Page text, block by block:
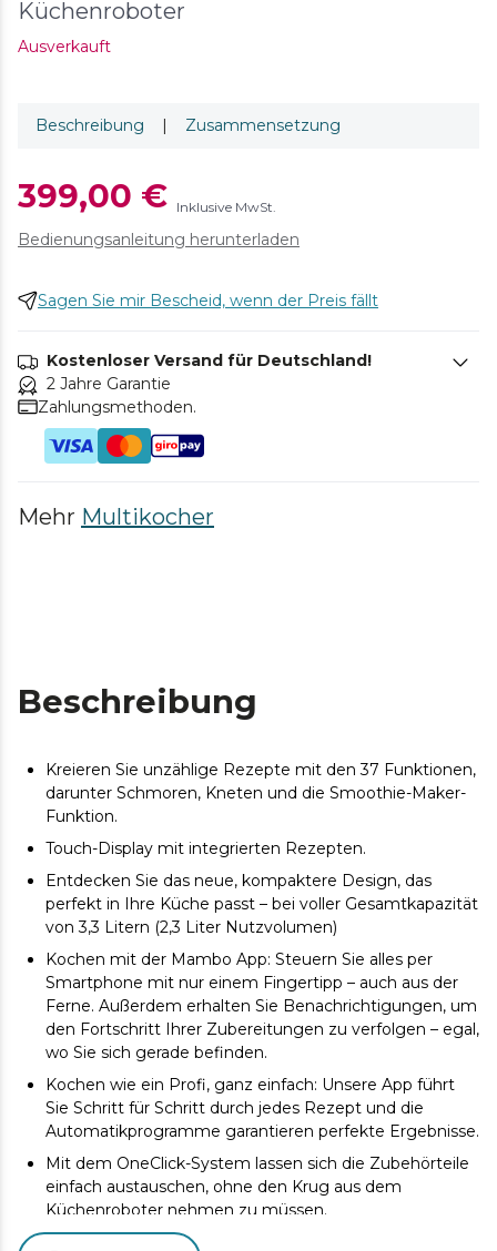
Küchenroboter
Ausverkauft
Beschreibung | Zusammensetzung
399,00 € Inklusive MwSt.
Bedienungsanleitung herunterladen
Sagen Sie mir Bescheid, wenn der Preis fällt
Kostenloser Versand für Deutschland!
2 Jahre Garantie
Zahlungsmethoden.
Mehr Multikocher
Beschreibung
Kreieren Sie unzählige Rezepte mit den 37 Funktionen,
darunter Schmoren, Kneten und die Smoothie-Maker-
Funktion.
Touch-Display mit integrierten Rezepten.
Entdecken Sie das neue, kompaktere Design, das
perfekt in Ihre Küche passt – bei voller Gesamtkapazität
von 3,3 Litern (2,3 Liter Nutzvolumen)
Kochen mit der Mambo App: Steuern Sie alles per
Smartphone mit nur einem Fingertipp – auch aus der
Ferne. Außerdem erhalten Sie Benachrichtigungen, um
den Fortschritt Ihrer Zubereitungen zu verfolgen – egal,
wo Sie sich gerade befinden.
Kochen wie ein Profi, ganz einfach: Unsere App führt
Sie Schritt für Schritt durch jedes Rezept und die
Automatikprogramme garantieren perfekte Ergebnisse.
Mit dem OneClick-System lassen sich die Zubehörteile
einfach austauschen, ohne den Krug aus dem
Küchenroboter nehmen zu müssen.
Die automatische Selbstreinigungsfunktion reinigt den